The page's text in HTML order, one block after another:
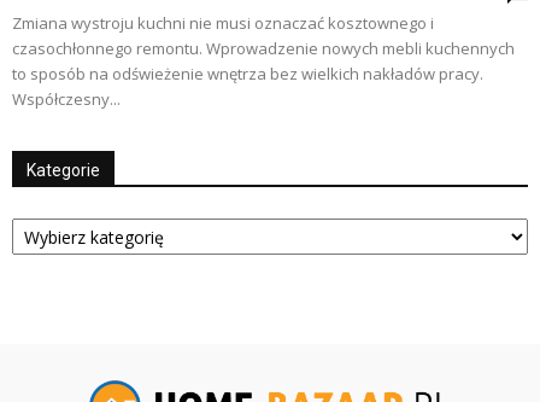
Zmiana wystroju kuchni nie musi oznaczać kosztownego i
czasochłonnego remontu. Wprowadzenie nowych mebli kuchennych
to sposób na odświeżenie wnętrza bez wielkich nakładów pracy.
Współczesny...
Kategorie
Kategorie